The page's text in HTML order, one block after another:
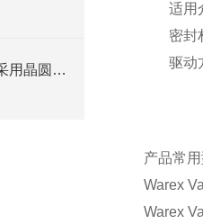
END-Armaturen 蝶阀，采用晶圆和凸耳设计，不锈钢，铸铁或铝制阀体
适用
密封
驱动
产品常
Warex
Warex